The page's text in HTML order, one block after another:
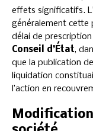
effets significatifs. L’
généralement cette
délai de
Conseil d’État,
que la publication
liquidation
l’action en